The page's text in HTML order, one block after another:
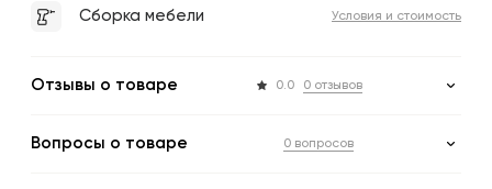
Сборка мебели Условия и стоимость
Отзывы о товаре 0.0 0 отзывов
Вопросы о товаре 0 вопросов